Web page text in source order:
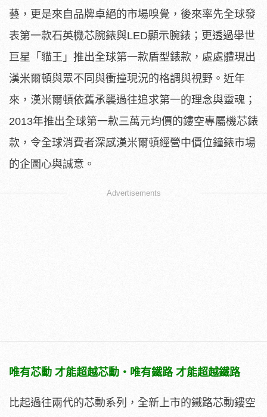
藝，更是來自品牌卓絕的市場嗅覺，後來率先全球發
表第一款石英機芯腕錶與LED顯示腕錶；更透過舉世
巨星「貓王」推出全球第一款盾型錶款，處處體現出
漢米爾頓與眾不同與衝撞現況的格調與視野。近年
來，漢米爾頓依舊承襲過往追求第一的理念與靈魂；
2013年推出全球第一款三萬元均價的鏤空專屬機芯錶
款，令全球消費者深感漢米爾頓經營中價位鐘錶市場
的企圖心與誠意。
Advertisements
唯有芯動 才能超越芯動・唯有鐵路 才能超越鐵路
比起過往兩代的芯動系列，全新上市的鐵路芯動鏤空